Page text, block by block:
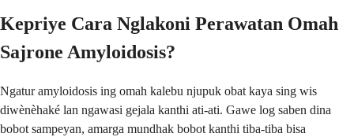
Kepriye Cara Nglakoni Perawatan Omah
Sajrone Amyloidosis?
Ngatur amyloidosis ing omah kalebu njupuk obat kaya sing wis
diwènèhaké lan ngawasi gejala kanthi ati-ati. Gawe log saben dina
bobot sampeyan, amarga mundhak bobot kanthi tiba-tiba bisa